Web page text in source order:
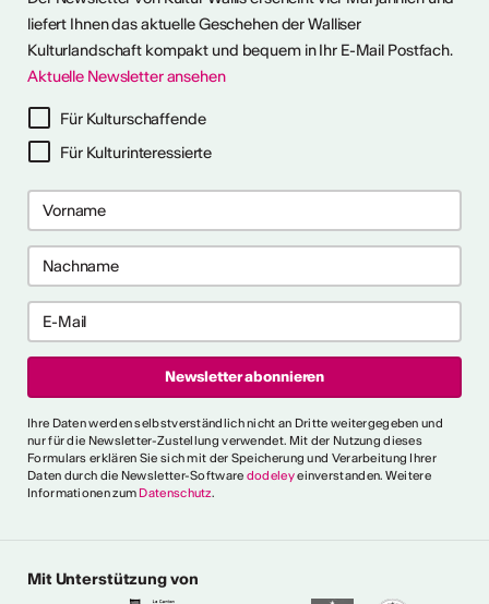
abonnieren
2024/2025
liefert Ihnen das aktuelle Geschehen der Walliser
Kulturlandschaft kompakt und bequem in Ihr E-Mail Postfach.
Aktuelle Newsletter ansehen
Für Kulturschaffende
Für Kulturinteressierte
Ihre Daten werden selbstverständlich nicht an Dritte weitergegeben und
nur für die Newsletter-Zustellung verwendet. Mit der Nutzung dieses
Formulars erklären Sie sich mit der Speicherung und Verarbeitung Ihrer
Daten durch die Newsletter-Software dodeleyeinverstanden. Weitere
Informationen zum Datenschutz.
Mit Unterstützung von